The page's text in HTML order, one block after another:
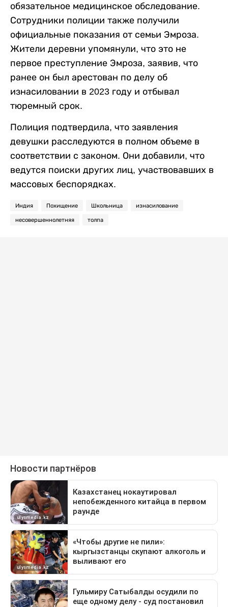
обязательное медицинское обследование.
Сотрудники полиции также получили
официальные показания от семьи Эмроза.
Жители деревни упомянули, что это не
первое преступление Эмроза, заявив, что
ранее он был арестован по делу об
изнасиловании в 2023 году и отбывал
тюремный срок.
Полиция подтвердила, что заявления
девушки расследуются в полном объеме в
соответствии с законом. Они добавили, что
ведутся поиски других лиц, участвовавших в
массовых беспорядках.
Индия Похищение Школьница изнасилование
несовершеннолетняя толпа